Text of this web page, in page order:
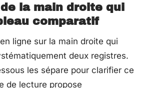
la main droite qui
comparatif
ligne sur la main droite qui
deux registres.
les sépare pour clarifier ce
de lecture propose